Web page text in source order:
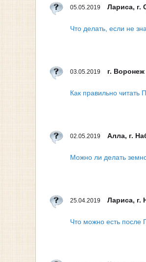
05.05.2019 Лариса, г.
Что делать, если не
03.05.2019 г. Воронеж
Как правильно читать
02.05.2019 Алла, г.
Можно ли делать
25.04.2019 Лариса, г.
Что можно есть после